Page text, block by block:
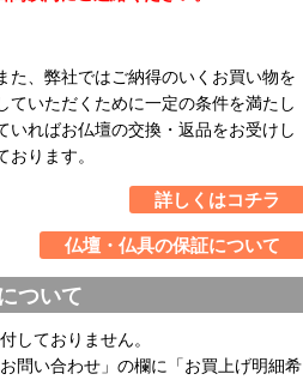
た、弊社ではご納得のいくお買い物を
ていただくために一定の条件を満たし
いればお仏壇の交換・返品をお受けし
おります。
詳しくはコチラ
仏壇・仏具の保証について
ついて
しておりません。
問い合わせ」の欄に「お買上げ明細希